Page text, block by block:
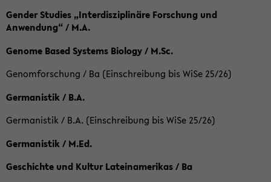
Gender Studies „Interdisziplinäre Forschung und
Anwendung“ / M.A.
Genome Based Systems Biology / M.Sc.
Genomforschung / Ba (Einschreibung bis WiSe 25/26)
Germanistik / B.A.
Germanistik / B.A. (Einschreibung bis WiSe 25/26)
Germanistik / M.Ed.
Geschichte und Kultur Lateinamerikas / Ba